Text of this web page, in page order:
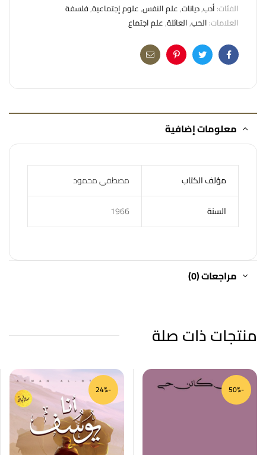
الفئات: أدب,ديانات,علم النفس,علوم إجتماعية,فلسفة
العلامات: الحب,العائلة,علم اجتماع
Facebook
Twitter
Pinterest
Email
معلومات إضافية
مؤلف الكتاب
مصطفى محمود
السنة
1966
مراجعات (0)
منتجات ذات صلة
-50%
-24%